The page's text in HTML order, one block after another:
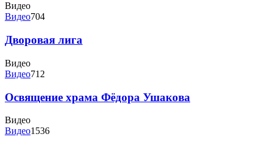
Видео
Видео704
Дворовая лига
Видео
Видео712
Освящение храма Фёдора Ушакова
Видео
Видео1536